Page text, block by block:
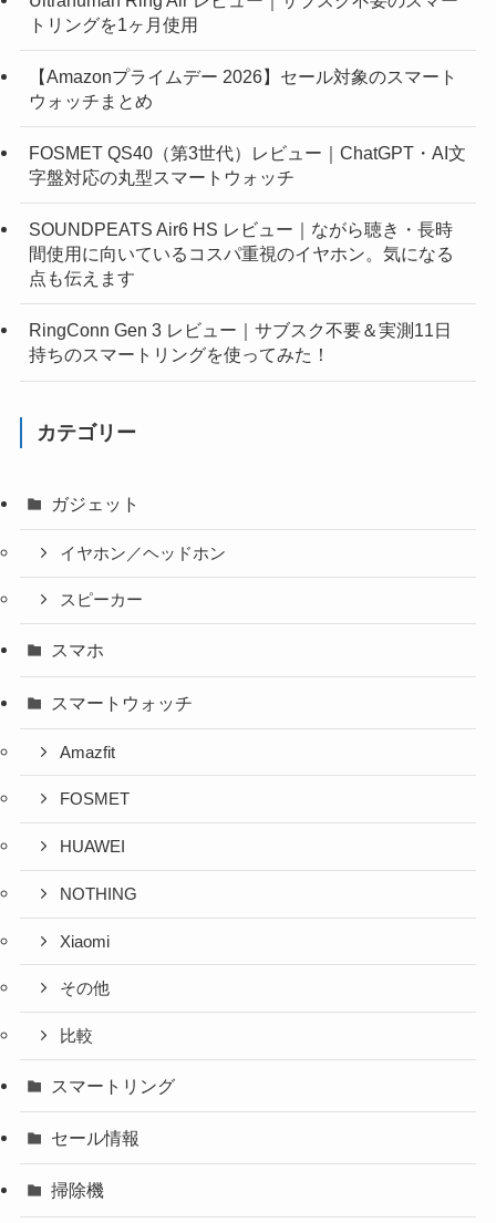
トリングを1ヶ月使用
【Amazonプライムデー 2026】セール対象のスマート
ウォッチまとめ
FOSMET QS40（第3世代）レビュー｜ChatGPT・AI文
字盤対応の丸型スマートウォッチ
SOUNDPEATS Air6 HS レビュー｜ながら聴き・長時
間使用に向いているコスパ重視のイヤホン。気になる
点も伝えます
RingConn Gen 3 レビュー｜サブスク不要＆実測11日
持ちのスマートリングを使ってみた！
カテゴリー
ガジェット
イヤホン／ヘッドホン
スピーカー
スマホ
スマートウォッチ
Amazfit
FOSMET
HUAWEI
NOTHING
Xiaomi
その他
比較
スマートリング
セール情報
掃除機